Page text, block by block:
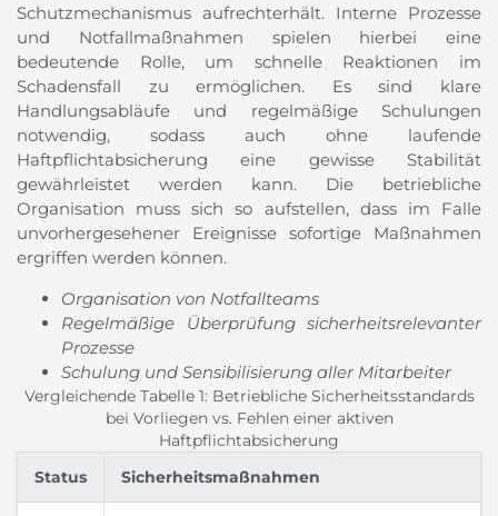
Schutzmechanismus aufrechterhält. Interne Prozesse
und Notfallmaßnahmen spielen hierbei eine
bedeutende Rolle, um schnelle Reaktionen im
Schadensfall zu ermöglichen. Es sind klare
Handlungsabläufe und regelmäßige Schulungen
notwendig, sodass auch ohne laufende
Haftpflichtabsicherung eine gewisse Stabilität
gewährleistet werden kann. Die betriebliche
Organisation muss sich so aufstellen, dass im Falle
unvorhergesehener Ereignisse sofortige Maßnahmen
ergriffen werden können.
Organisation von Notfallteams
Regelmäßige Überprüfung sicherheitsrelevanter
Prozesse
Schulung und Sensibilisierung aller Mitarbeiter
Vergleichende Tabelle 1: Betriebliche Sicherheitsstandards
bei Vorliegen vs. Fehlen einer aktiven
Haftpflichtabsicherung
Status Sicherheitsmaßnahmen